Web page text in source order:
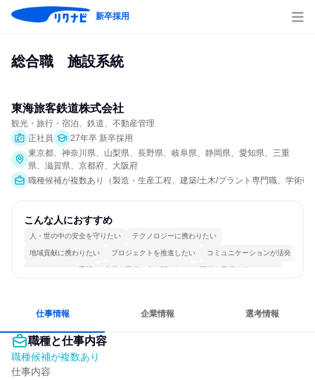
新卒採用
総合職　施設系統
東海旅客鉄道株式会社
観光・旅行・宿泊、鉄道、不動産管理
正社員
27年卒 新卒採用
東京都、神奈川県、山梨県、長野県、岐阜県、静岡県、愛知県、三重
県、滋賀県、京都府、大阪府
職種候補が複数あり（製造・生産工程、建築/土木/プラント専門職、学術研
こんな人におすすめ
人・世の中の安全を守りたい テクノロジーに携わりたい
地域貢献に携わりたい プロジェクトを推進したい コミュニケーションが活発
チームワークを重視 多様な職種の人と関われる 明確な目標を追いかける
仕事情報 企業情報 選考情報
職種と仕事内容
職種候補が複数あり
仕事内容